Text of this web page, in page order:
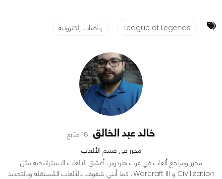
League of Legends رياضات إلكترونية
خالد عبد الخالق 18 متابع
محرر في قسم الألعاب
محرر ومراجع ألعاب في عرب هاردوير، أعشق الألعاب الاستراتيجية مثل
Civilization و Warcraft III، كما أنني شغوف بالألعاب المُستقلة وبالتحديد